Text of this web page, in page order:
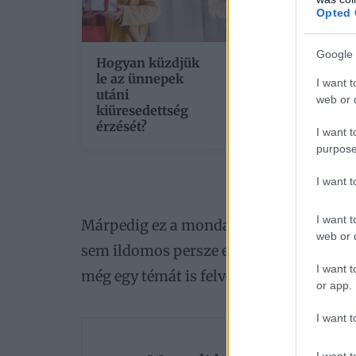
Opted
Google
I want
web or
I want
I want
I want
web or
I want
or app.
I want
Hogyan küzdjük
le az ünnepek
utáni
kiüresedettség
érzését?
Öntsünk tiszta
vizet a
vagy rossz a
óraátállítás?
Márpedig ez a mondat nagyon
sem ildomos persze elutasítóan
még egy témát is felvetett!